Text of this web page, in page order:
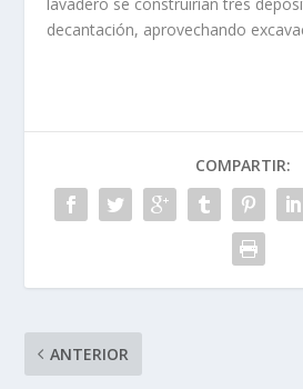
decantación, aprovechando
COMPARTIR:
ANTERIOR